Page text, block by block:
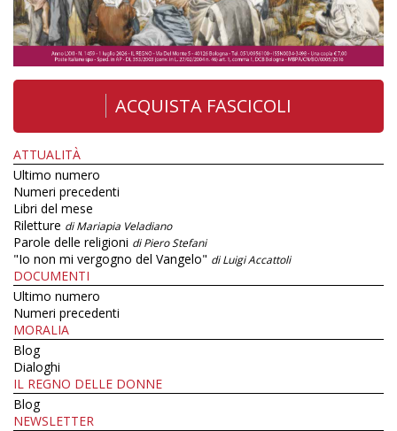
ACQUISTA FASCICOLI
ATTUALITÀ
Ultimo numero
Numeri precedenti
Libri del mese
Riletture di Mariapia Veladiano
Parole delle religioni di Piero Stefani
"Io non mi vergogno del Vangelo" di Luigi Accattoli
DOCUMENTI
Ultimo numero
Numeri precedenti
MORALIA
Blog
Dialoghi
IL REGNO DELLE DONNE
Blog
NEWSLETTER